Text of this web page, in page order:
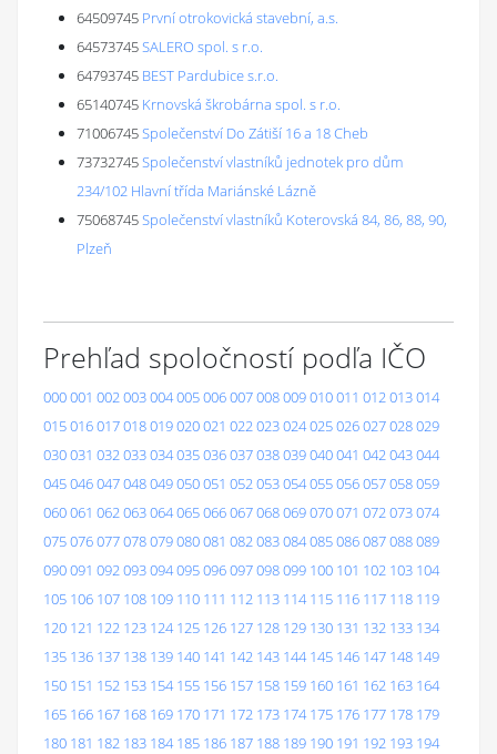
64509745 První otrokovická stavební, a.s.
64573745SALERO spol. s r.o.
64793745 BEST Pardubice s.r.o.
65140745 Krnovská škrobárna spol. s r.o.
71006745Společenství Do Zátiší 16 a 18 Cheb
73732745Společenství vlastníků jednotek pro dům
234/102 Hlavní třída Mariánské Lázně
75068745Společenství vlastníků Koterovská 84, 86, 88, 90,
Plzeň
Prehľad spoločností podľa IČO
000001 002003004005006007008009010011 012013014
015016017018019020021 022023024025026027028029
030031 032033034035036037038039040041 042043044
045046047048049050051 052053054055056057058059
060061 062063064065066067068069070071 072073074
075076077078079080081 082083084085086087088089
090091 092093094095096097098099 100 101 102 103 104
105 106 107 108 109 110 111 112 113 114 115 116 117 118 119
120 121 122 123 124 125 126 127 128 129 130 131 132 133 134
135 136 137 138 139 140 141 142 143 144 145 146 147 148 149
150 151 152 153 154 155 156 157 158 159 160 161 162 163 164
165 166 167 168 169 170 171 172 173 174 175 176 177 178 179
180 181 182 183 184 185 186 187 188 189 190 191 192 193 194